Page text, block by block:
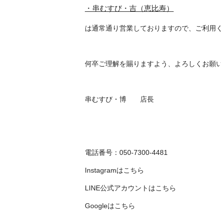
・串むすび・吉（恵比寿）
は通常通り営業しておりますので、ご利用
何卒ご理解を賜りますよう、よろしくお願
串むすび・博 店長
電話番号：050-7300-4481
Instagramはこちら
LINE公式アカウントはこちら
Googleはこちら